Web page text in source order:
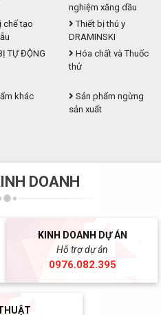
nghiệm xăng dầu
chế tạo
Thiết bị thú y
DRAMINSKI
TỰ ĐỘNG
Hóa chất và Thuốc
thử
khác
Sản phẩm ngừng
sản xuất
DOANH
KINH DOANH DỰ ÁN
Hỗ trợ dự án
0976.082.395